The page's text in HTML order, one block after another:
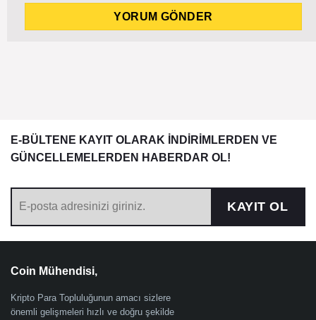
E-BÜLTENE KAYIT OLARAK İNDİRİMLERDEN VE
GÜNCELLEMELERDEN HABERDAR OL!
KAYIT OL
Coin Mühendisi,
Kripto Para Topluluğunun amacı sizlere
önemli gelişmeleri hızlı ve doğru şekilde